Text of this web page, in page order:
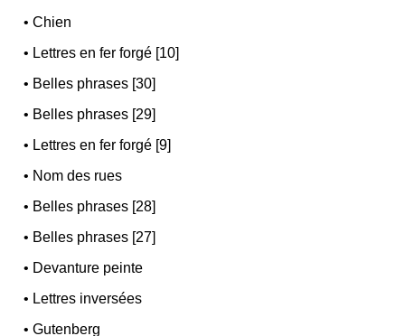
•Chien
• Lettres en fer forgé [10]
• Belles phrases [30]
• Belles phrases [29]
• Lettres en fer forgé [9]
• Nom des rues
• Belles phrases [28]
• Belles phrases [27]
• Devanture peinte
• Lettres inversées
•Gutenberg